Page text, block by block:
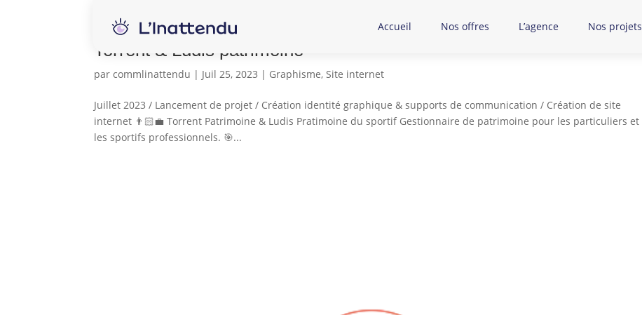
Accueil Nos offres L’agence Nos projets
Torrent & Ludis patrimoine
parcommlinattendu | Juil 25, 2023 | Graphisme,Site internet
Juillet 2023 / Lancement de projet / Création identité graphique & supports de communication / Création de site
internet 👨🏻‍💼 Torrent Patrimoine & Ludis Pratimoine du sportif Gestionnaire de patrimoine pour les particuliers et
les sportifs professionnels. 🎯...